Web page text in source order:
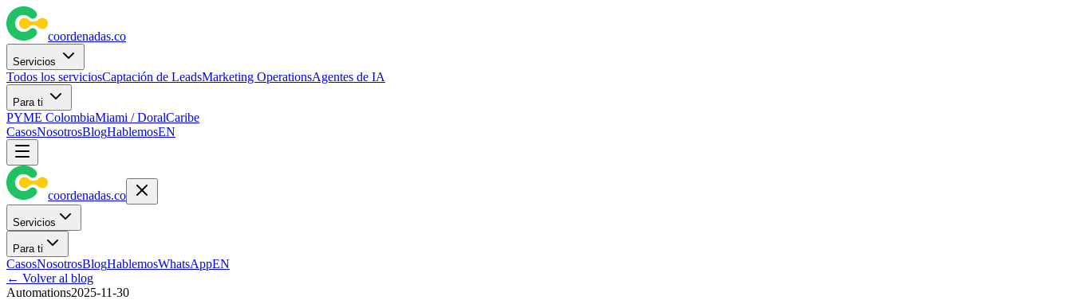
coordenadas.co
Servicios
Todos los serviciosCaptación de LeadsMarketing OperationsAgentes de IA
Para ti
PYME ColombiaMiami / DoralCaribe
CasosNosotrosBlogHablemosEN
coordenadas.co
Servicios
Para ti
CasosNosotrosBlogHablemosWhatsAppEN
← Volver al blog
Automations2025-11-30